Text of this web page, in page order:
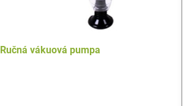
Ručná vákuová pumpa